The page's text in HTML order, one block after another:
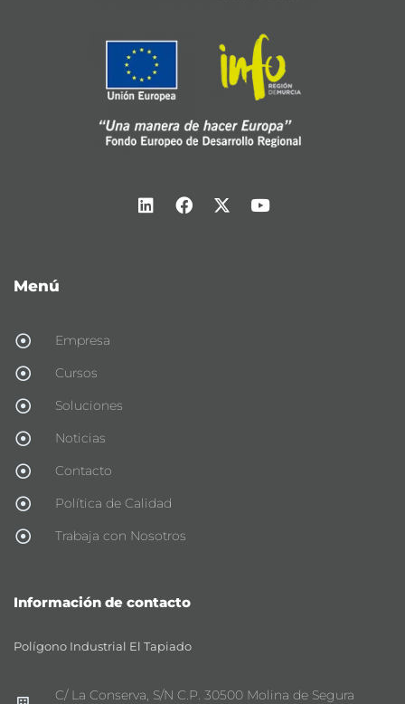
Menú
Empresa
Cursos
Soluciones
Noticias
Contacto
Política de Calidad
Trabaja con Nosotros
Información de contacto
Polígono Industrial El Tapiado
C/ La Conserva, S/N C.P. 30500 Molina de Segura